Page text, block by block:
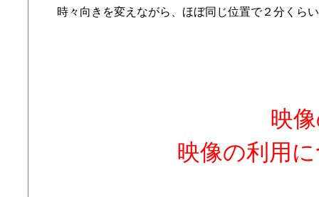
時々向きを変えながら、ほぼ同じ位置で２分くら
映
映像の利用